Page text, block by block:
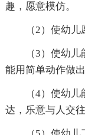
趣，愿意模仿。
（2）使幼
（3）使幼
能用简单动作做出
（4）使幼
达，乐意与人交往